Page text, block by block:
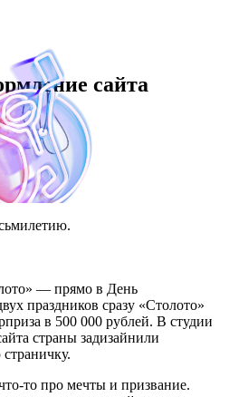
сайта
— прямо в День
праздников сразу «Столото»
в 500 000 рублей. В студии
страны задизайнили
то про мечты и призвание.